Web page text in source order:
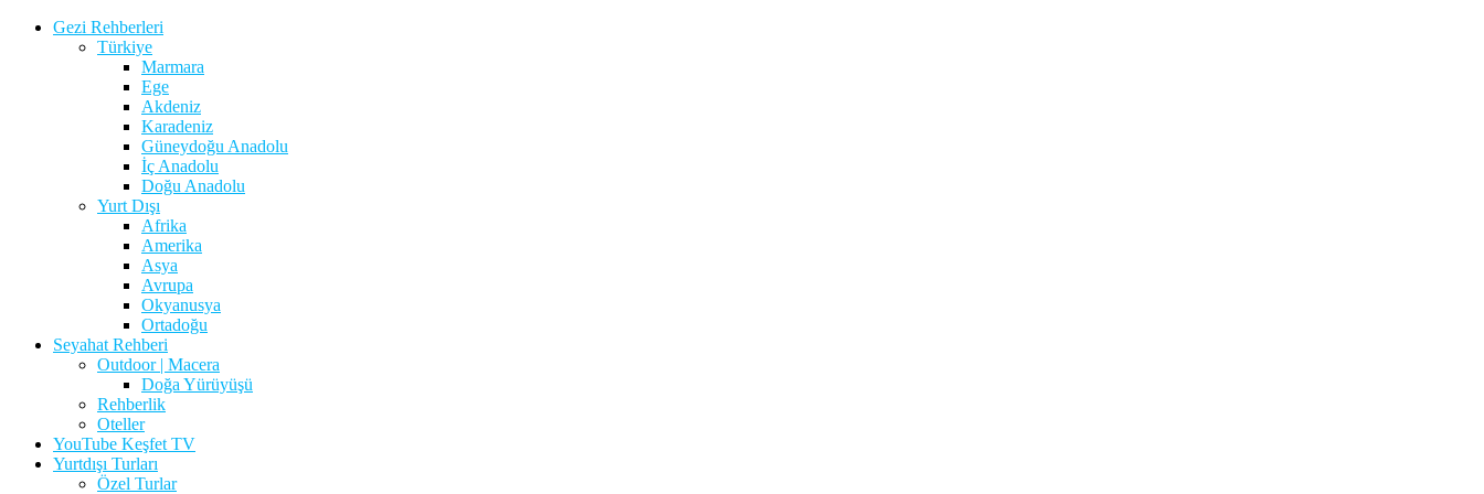
Gezi Rehberleri
Türkiye
Marmara
Ege
Akdeniz
Karadeniz
Güneydoğu Anadolu
İç Anadolu
Doğu Anadolu
Yurt Dışı
Afrika
Amerika
Asya
Avrupa
Okyanusya
Ortadoğu
Seyahat Rehberi
Outdoor | Macera
Doğa Yürüyüşü
Rehberlik
Oteller
YouTube Keşfet TV
Yurtdışı Turları
Özel Turlar